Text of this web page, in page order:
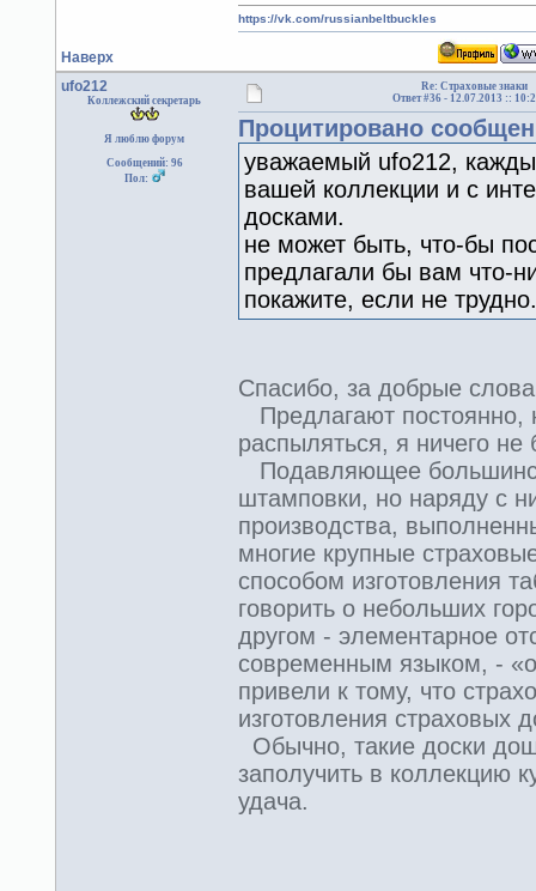
Наверх
https://vk.com/russianbeltbuckles
ufo212
Коллежский секретарь
Я люблю форум
Сообщений: 96
Пол:
Re: Страховые знаки
Ответ #36 - 12.07.2013 ::
Процитировано
уважаемый ufo212,
вашей коллекции и с
досками.
не может быть, что-бы
предлагали бы вам что-
покажите, если не трудно.
Спасибо, за добрые
Предлагают постоянно,
распыляться, я ничего
Подавляющее
штамповки, но наряду с
производства,
многие крупные
способом изготовления
говорить о небольших
другом - элементарное
современным языком, -
привели к тому, что
изготовления страховых
Обычно, такие доски
заполучить в коллекцию
удача.